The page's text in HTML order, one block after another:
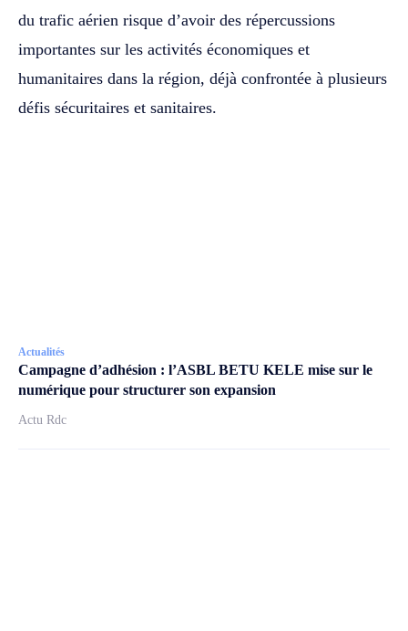
du trafic aérien risque d’avoir des répercussions
importantes sur les activités économiques et
humanitaires dans la région, déjà confrontée à plusieurs
défis sécuritaires et sanitaires.
Actualités
Campagne d’adhésion : l’ASBL BETU KELE mise sur le
numérique pour structurer son expansion
Actu Rdc